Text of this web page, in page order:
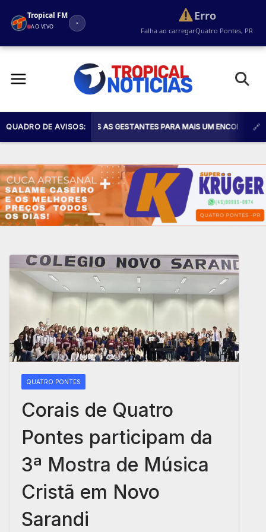
Tropical FM
AO VIVO
Erro
Falha ao carregarQuatro Pontes, PR
QUADRO DE AVISOS:
TODAS AS GESTANTES PARA MAIS UM ENCONTRO DO
QUATRO PONTES
Corais de Quatro
Pontes participam da
3ª Mostra de Música
Cristã em Novo
Sarandi